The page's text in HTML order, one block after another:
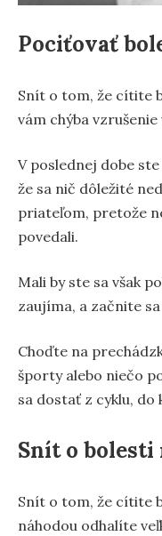
Pociťovať
Snít o tom, že cítite
vám chýba vzrušenie
V poslednej dobe
že sa nič dôležité
priateľom, pretože
povedali.
Mali by ste sa však
zaujíma, a začnite
Choďte na
športy alebo niečo
sa dostať z cyklu,
Snít o bolesti
Snít o tom, že cítite
náhodou odhalíte